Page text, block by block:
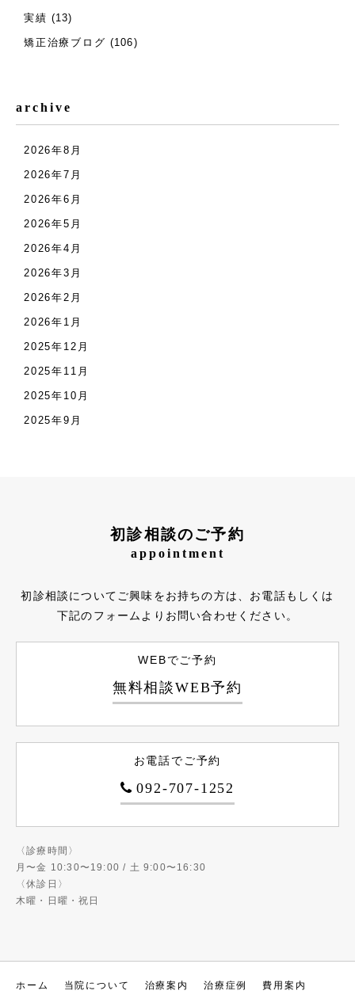
実績 (13)
矯正治療ブログ (106)
archive
2026年8月
2026年7月
2026年6月
2026年5月
2026年4月
2026年3月
2026年2月
2026年1月
2025年12月
2025年11月
2025年10月
2025年9月
初診相談のご予約
appointment
初診相談についてご興味をお持ちの方は、お電話もしくは
下記のフォームよりお問い合わせください。
WEBでご予約
無料相談WEB予約
お電話でご予約
092-707-1252
〈診療時間〉
月〜金 10:30〜19:00 / 土 9:00〜16:30
〈休診日〉
木曜・日曜・祝日
ホーム 当院について 治療案内 治療症例 費用案内